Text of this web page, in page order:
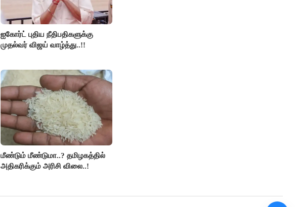
ஐகோர்ட் புதிய நீதிபதிகளுக்கு
முதல்வர் விஜய் வாழ்த்து..!!
மீண்டும் மீண்டுமா..? தமிழகத்தில்
அதிகரிக்கும் அரிசி விலை..!